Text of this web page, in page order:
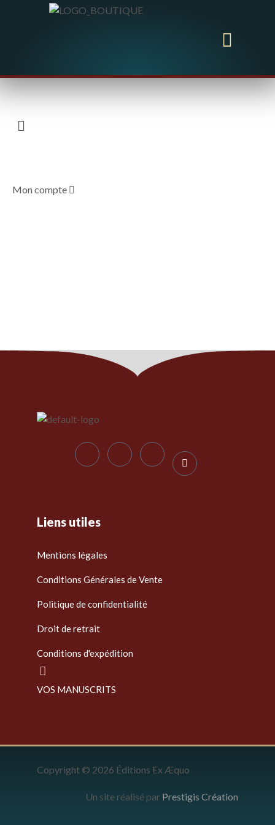
Mon compte
Liens utiles
Mentions légales
Conditions Générales de Vente
Politique de confidentialité
Droit de retrait
Conditions d'expédition
VOS MANUSCRITS
Copyright © 2026 Éditions Ex Æquo
Un site réalisé par Prestigis Création